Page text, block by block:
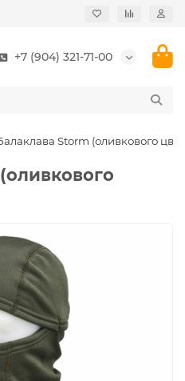
+7 (904) 321-71-00
Storm (оливкового